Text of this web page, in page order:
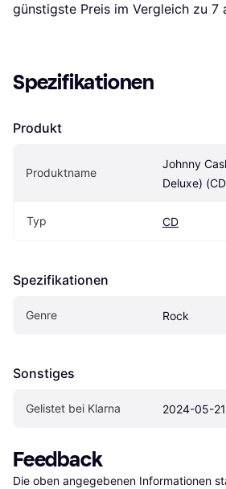
günstigste Preis im Vergleich zu 7
Spezifikationen
Produkt
Produktname
Johnny
Deluxe)
Typ CD
Spezifikationen
Genre Rock
Sonstiges
Gelistet bei Klarna 2024-05-21
Feedback
Die oben angegebenen Informationen